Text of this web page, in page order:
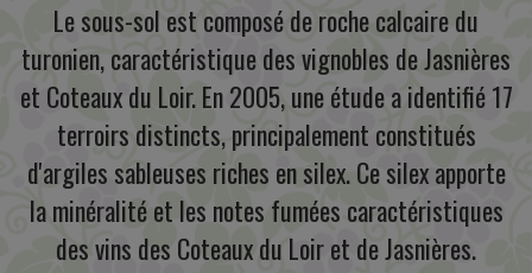
Le sous-sol est composé de roche calcaire du
turonien, caractéristique des vignobles de Jasnières
et Coteaux du Loir. En 2005, une étude a identifié 17
terroirs distincts, principalement constitués
d'argiles sableuses riches en silex. Ce silex apporte
la minéralité et les notes fumées caractéristiques
des vins des Coteaux du Loir et de Jasnières.